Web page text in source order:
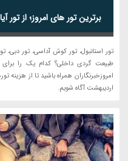
برترین تور های امروز؛ از تور
تور استانبول، تور کوش آداسی، تور دبی،
طبیعت گردی داخلی؟ کدام یک را
امروزخبرنگاران همراه باشید تا از
اردیبهشت آگاه شویم.